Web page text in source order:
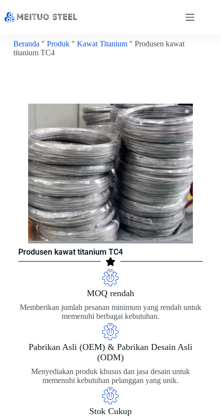
Beranda " Produk" Kawat Titanium" Produsen kawat
titanium TC4
Produsen kawat titanium TC4
MOQ rendah
Memberikan jumlah pesanan minimum yang rendah untuk
memenuhi berbagai kebutuhan.
Pabrikan Asli (OEM) & Pabrikan Desain Asli
(ODM)
Menyediakan produk khusus dan jasa desain untuk
memenuhi kebutuhan pelanggan yang unik.
Stok Cukup